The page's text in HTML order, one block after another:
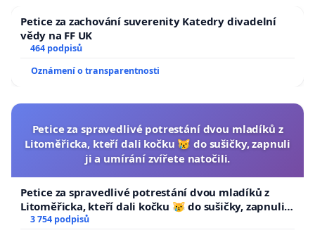
Petice za zachování suverenity Katedry divadelní
vědy na FF UK
464 podpisů
Oznámení o transparentnosti
Petice za spravedlivé potrestání dvou mladíků z
Litoměřicka, kteří dali kočku 😿 do sušičky, zapnuli
ji a umírání zvířete natočili.
Petice za spravedlivé potrestání dvou mladíků z
Litoměřicka, kteří dali kočku 😿 do sušičky, zapnuli ji
a umírání zvířete natočili.
3 754 podpisů